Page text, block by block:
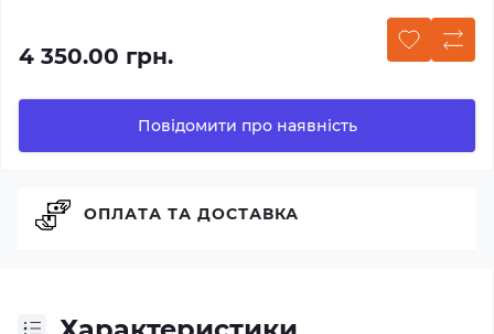
4 350.00 грн.
Повідомити про наявність
ОПЛАТА ТА ДОСТАВКА